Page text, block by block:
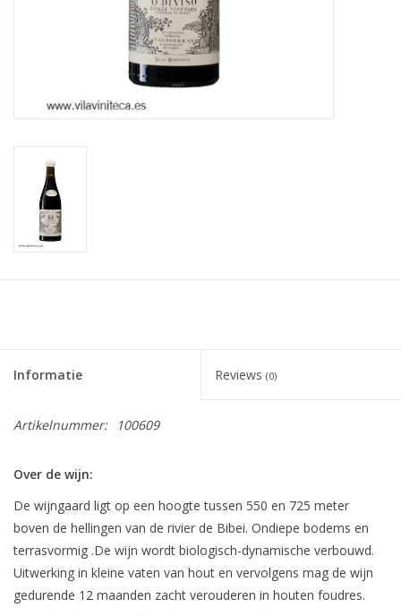
Informatie Reviews (0)
Artikelnummer: 100609
Over de wijn:
De wijngaard ligt op een hoogte tussen 550 en 725 meter
boven de hellingen van de rivier de Bibei. Ondiepe bodems en
terrasvormig .De wijn wordt biologisch-dynamische verbouwd.
Uitwerking in kleine vaten van hout en vervolgens mag de wijn
gedurende 12 maanden zacht verouderen in houten foudres.